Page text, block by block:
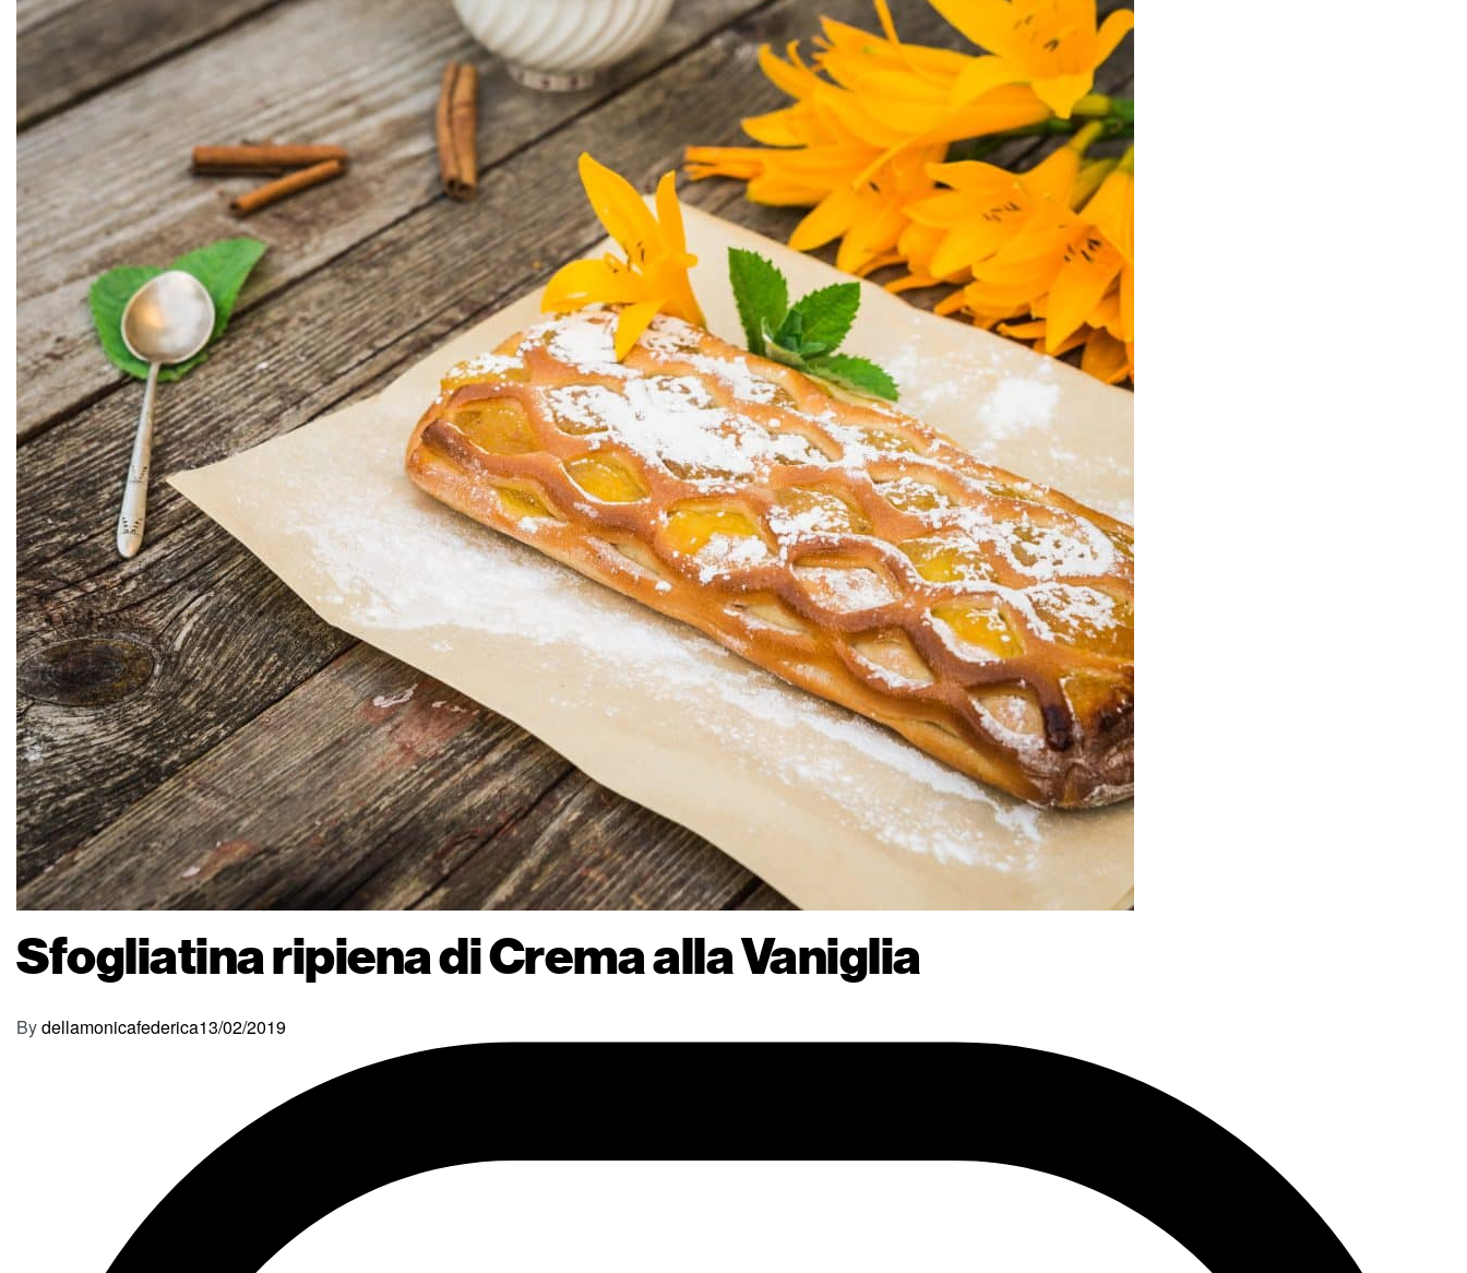
Sfogliatina ripiena di Crema alla Vaniglia
Bydellamonicafederica13/02/2019